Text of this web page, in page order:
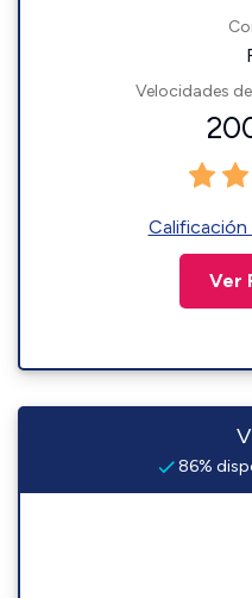
Velocidades
Calificación
Ver
86%